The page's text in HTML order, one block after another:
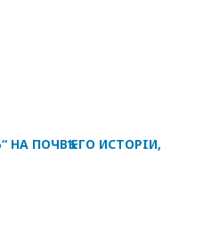
ПОЧВѢ ЕГО ИСТОРIИ,